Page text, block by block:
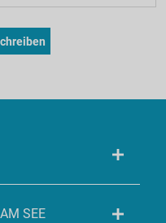
SEE